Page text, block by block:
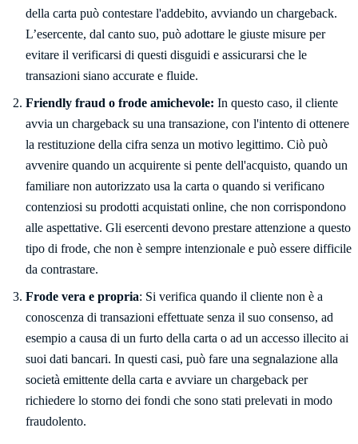
della carta può contestare l'addebito, avviando un chargeback.
L’esercente, dal canto suo, può adottare le giuste misure per
evitare il verificarsi di questi disguidi e assicurarsi che le
Friendly fraud o frode amichevole: In questo caso, il cliente
avvia un chargeback su una transazione, con l'intento di ottenere
la restituzione della cifra senza un motivo legittimo. Ciò può
avvenire quando un acquirente si pente dell'acquisto, quando un
familiare non autorizzato usa la carta o quando si verificano
contenziosi su prodotti acquistati online, che non corrispondono
alle aspettative. Gli esercenti devono prestare attenzione a questo
tipo di frode, che non è sempre intenzionale e può essere difficile
da contrastare.
Frode vera e propria: Si verifica quando il cliente non è a
conoscenza di transazioni effettuate senza il suo consenso, ad
esempio a causa di un furto della carta o ad un accesso illecito ai
suoi dati bancari. In questi casi, può fare una segnalazione alla
società emittente della carta e avviare un chargeback per
richiedere lo storno dei fondi che sono stati prelevati in modo
fraudolento.